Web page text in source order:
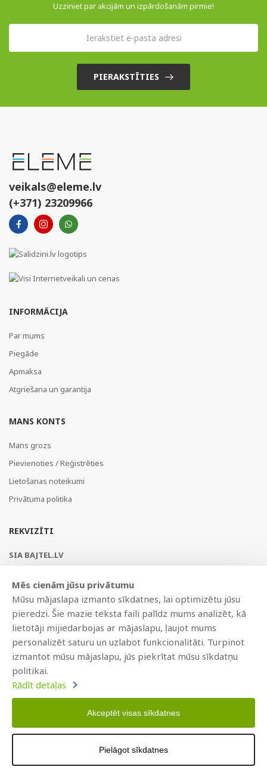
Uzziniet par akcijām un izpārdošanām pirmie!
PIERAKSTĪTIES
veikals@eleme.lv
(+371) 23209966
INFORMĀCIJA
Par mums
Piegāde
Apmaksa
Atgriešana un garantija
MANS KONTS
Mans grozs
Pievienoties / Reģistrēties
Lietošanas noteikumi
Privātuma politika
REKVIZĪTI
SIA BAJTEL.LV
Brīvības gatve 214b, Rīga, LV-1039, Latvija
AS Swedbank, HABALV22
LV53HABA0551019240274
Izstrādāts
Mēs cienām jūsu privātumu
Mūsu mājaslapa izmanto sīkdatnes, lai optimizētu jūsu
pieredzi. Šie mazie teksta faili palīdz mums analizēt, kā
lietotāji mijiedarbojas ar mājaslapu, ļaujot mums
personalizēt saturu un uzlabot funkcionalitāti. Turpinot
izmantot mūsu mājaslapu, jūs piekrītat mūsu sīkdatņu
politikai.
Rādīt detaļas
Akceptēt visas sīkdatnes
Pielāgot sīkdatnes